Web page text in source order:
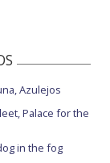
Azulejos
Palace for the
in the fog